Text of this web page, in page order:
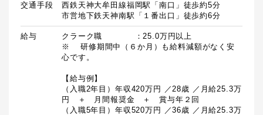
交通手段
西鉄天神大牟田線福岡駅「南口」徒歩約5分
市営地下鉄天神南駅「１番出口」徒歩約6分
給与
クラーク職　　　　：25.0万円以上
※	研修期間中（６か月）も給料減額がなく安
心です。
【給与例】
（入職2年目）年収420万円 ／28歳 ／月給25.3万
円　＋　月間報奨金　＋　賞与年２回
（入職5年目）年収520万円 ／36歳 ／月給25.3万